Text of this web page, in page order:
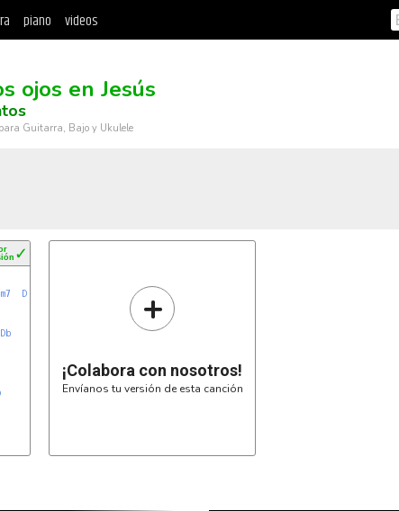
piano videos
ojos en Jesús
Guitarra, Bajo y Ukulele
✓
Db
Db
+
¡Colabora con nosotros!
Envíanos tu versión de esta canción